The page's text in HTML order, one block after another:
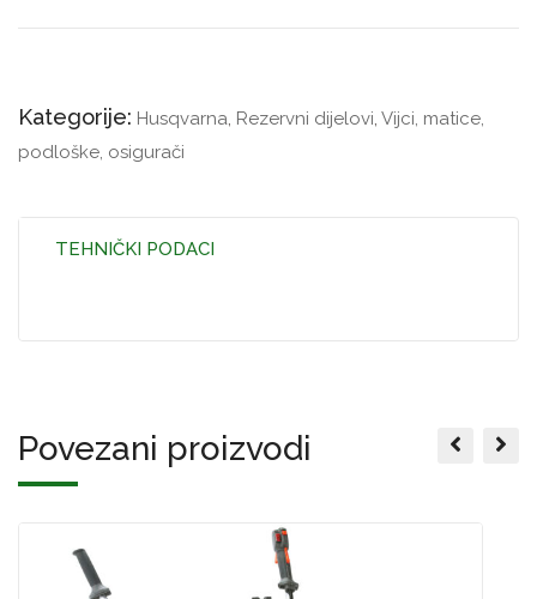
Kategorije: Husqvarna, Rezervni dijelovi, Vijci, matice,
podloške, osigurači
TEHNIČKI PODACI
Povezani proizvodi